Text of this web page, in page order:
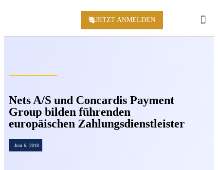
JETZT ANMELDEN
Nets A/S und Concardis Payment
Group bilden führenden
europäischen Zahlungsdienstleister
Juni 6, 2018